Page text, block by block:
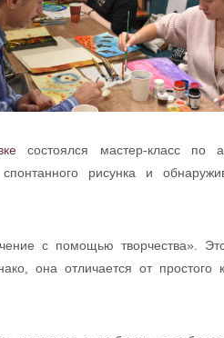
состоялся мастер-класс по
рисунка и
с помощью творчества».
она отличается от